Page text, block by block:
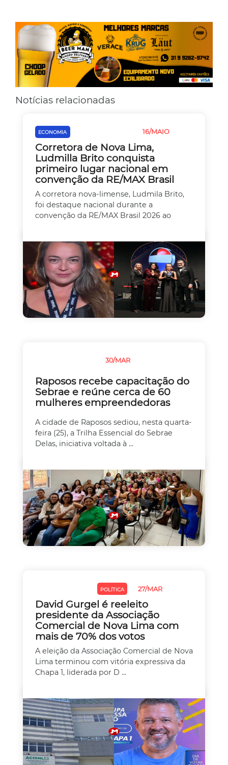
Notícias relacionadas
ECONOMIA 16/MAIO
Corretora de Nova Lima,
Ludmilla Brito conquista
primeiro lugar nacional em
convenção da RE/MAX Brasil
A corretora nova-limense, Ludmila Brito,
foi destaque nacional durante a
convenção da RE/MAX Brasil 2026 ao
30/MAR
Raposos recebe capacitação do
Sebrae e reúne cerca de 60
mulheres empreendedoras
A cidade de Raposos sediou, nesta quarta-
feira (25), a Trilha Essencial do Sebrae
Delas, iniciativa voltada à ...
POLÍTICA 27/MAR
David Gurgel é reeleito
presidente da Associação
Comercial de Nova Lima com
mais de 70% dos votos
A eleição da Associação Comercial de Nova
Lima terminou com vitória expressiva da
Chapa 1, liderada por D ...